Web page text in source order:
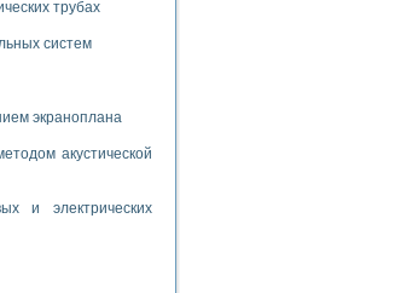
основе Multisim
RS232
трубах
систем
экраноплана
акустической
и электрических